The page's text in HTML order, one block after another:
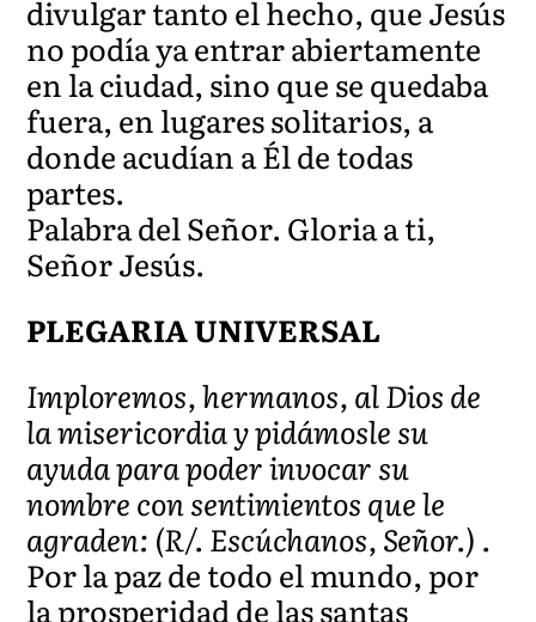
divulgar tanto el hecho, que Jesús
no podía ya entrar abiertamente
en la ciudad, sino que se quedaba
fuera, en lugares solitarios, a
donde acudían a Él de todas
partes.
Palabra del Señor. Gloria a ti,
Señor Jesús.
PLEGARIA UNIVERSAL
Imploremos, hermanos, al Dios de
la misericordia y pidámosle su
ayuda para poder invocar su
nombre con sentimientos que le
agraden: (R/. Escúchanos, Señor.) .
Por la paz de todo el mundo, por
la prosperidad de las santas